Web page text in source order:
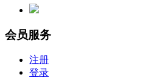
会员服务
注册
登录